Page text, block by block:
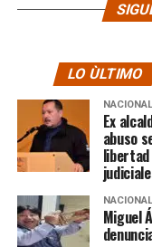
LO ÙLTIMO
NACIONAL
Ex
abuso
NACIONAL
Miguel